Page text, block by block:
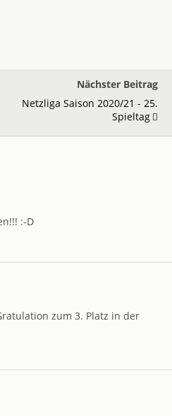
Nächster Beitrag
Netzliga Saison 2020/21 - 25.
Spieltag
:-D
zum 3. Platz in der